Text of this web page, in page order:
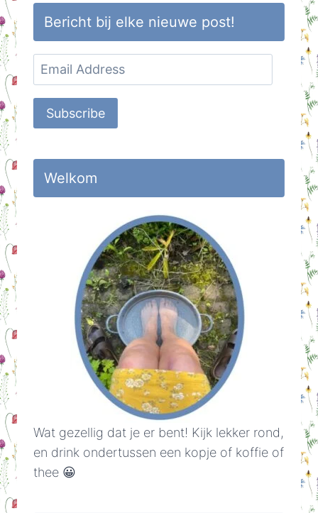
Bericht bij elke nieuwe post!
Email
Address
Subscribe
Welkom
Wat gezellig dat je er bent! Kijk lekker rond,
en drink ondertussen een kopje of koffie of
thee 😀